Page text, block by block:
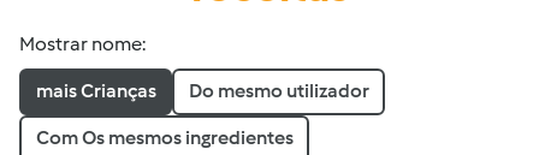
Mostrar nome:
mais Crianças Do mesmo utilizador
Com Os mesmos ingredientes